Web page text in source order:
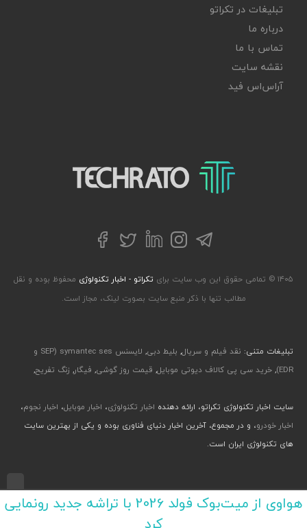
تبلیغات در تکراتو
درباره ما
تماس با ما
نقشه سایت
آر‌اس‌اس فید
تکراتو – زندگی با تکنولوژی
تلگراماینستاگرام
لینکداینتوییترفیسبوک
۱۴۰۵ © تمامی حقوق این وب سایت برای تکراتو - اخبار تکنولوژی محفوظ بوده و نقل
مطالب تنها با ذکر منبع سایت بصورت لینک، مجاز است.
تبلیغات متنی: نقد فیلم و سریال, بلیط دبی,
لایسنس symantec ses (SEP و
EDR)
, خرید سی پی کالاف دیوتی موبایل, قیمت روز گوشی, فیگار, زنگ تفریح,
سایت اخبار تکنولوژی تکراتو، ارائه دهنده اخبار تکنولوژی، اخبار موبایل، اخبار نجوم،
اخبار خودرو، و در مجموع، آخرین اخبار دنیای فناوری بوده و یکی از بهترین سایت
های تکنولوژی ایران است.
طراحی رابط کاربری و تجربی توسط جواد صابری، گروه افرو - اجرا با طراحی وب پارسا
هواوی از میت‌بوک فولد 2026 با تراشه جدید رونمایی